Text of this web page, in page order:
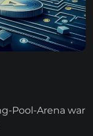
Pool-Arena war